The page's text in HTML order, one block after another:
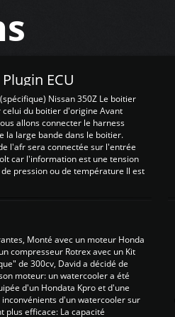
ECU
Nissan 350Z Le boitier
du boitier d'origine Avant
allons connecter le harness
la large bande dans le boitier.
l'afr sera connectée sur l'entrée
car l'information est une tension
pression ou de température Il est
Monté avec un moteur Honda
compresseur Rotrex avec un Kit
de 300cv, David a décidé de
moteur: un watercooler a été
d'un Hondata Kpro et d'une
d'un watercooler sur
plus efficace: La capacité